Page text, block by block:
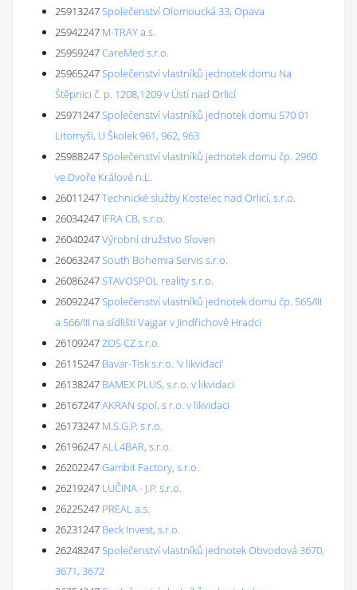
25913247Společenství Olomoucká 33, Opava
25942247 M-TRAY a.s.
25959247CareMed s.r.o.
25965247Společenství vlastníků jednotek domu Na
Štěpnici č. p. 1208,1209 v Ústí nad Orlicí
25971247Společenství vlastníků jednotek domu 570 01
Litomyšl, U Školek 961, 962, 963
25988247Společenství vlastníků jednotek domu čp. 2960
ve Dvoře Králové n.L.
26011247Technické služby Kostelec nad Orlicí, s.r.o.
26034247 IFRA CB, s.r.o.
26040247Výrobní družstvo Sloven
26063247South Bohemia Servis s.r.o.
26086247STAVOSPOL reality s.r.o.
26092247Společenství vlastníků jednotek domu čp. 565/III
a 566/III na sídlišti Vajgar v Jindřichově Hradci
26109247ZOS CZ s.r.o.
26115247 Bavar-Tisk s.r.o. 'v likvidaci'
26138247 BAMEX PLUS, s.r.o. v likvidaci
26167247AKRAN spol. s r.o. v likvidaci
26173247 M.S.G.P. s.r.o.
26196247ALL4BAR, s.r.o.
26202247Gambit Factory, s.r.o.
26219247 LUČINA - J.P. s.r.o.
26225247 PREAL a.s.
26231247 Beck Invest, s.r.o.
26248247Společenství vlastníků jednotek Obvodová 3670,
3671, 3672